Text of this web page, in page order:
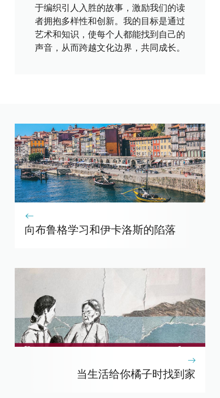
于编织引人入胜的故事，激励我们的读
者拥抱多样性和创新。我的目标是通过
艺术和知识，使每个人都能找到自己的
声音，从而跨越文化边界，共同成长。
向布鲁格学习和伊卡洛斯的陷落
当生活给你橘子时找到家